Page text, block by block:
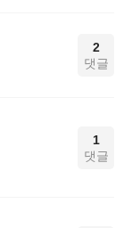
2
댓글
1
댓글